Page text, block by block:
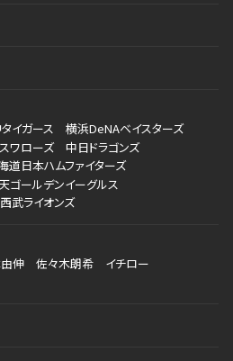
イガース
横浜DeNAベイスターズ
ワローズ
中日ドラゴンズ
道日本ハムファイターズ
ゴールデンイーグルス
武ライオンズ
伸 佐々木朗希
イチロー